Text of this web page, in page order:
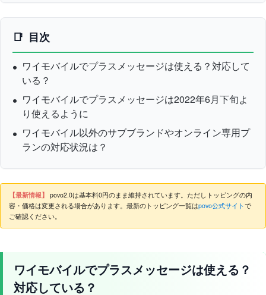
目次
ワイモバイルでプラスメッセージは使える？対応して
いる？
ワイモバイルでプラスメッセージは2022年6月下旬よ
り使えるように
ワイモバイル以外のサブブランドやオンライン専用プ
ランの対応状況は？
【最新情報】 povo2.0は基本料0円のまま維持されています。ただしトッピングの内
容・価格は変更される場合があります。最新のトッピング一覧はpovo公式サイトで
ご確認ください。
ワイモバイルでプラスメッセージは使える？
対応している？